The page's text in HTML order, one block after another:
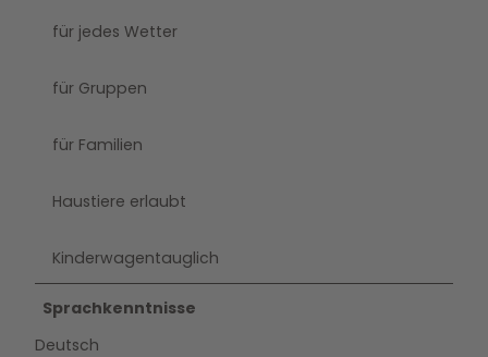
für jedes Wetter
für Gruppen
für Familien
Haustiere erlaubt
Kinderwagentauglich
Sprachkenntnisse
Deutsch